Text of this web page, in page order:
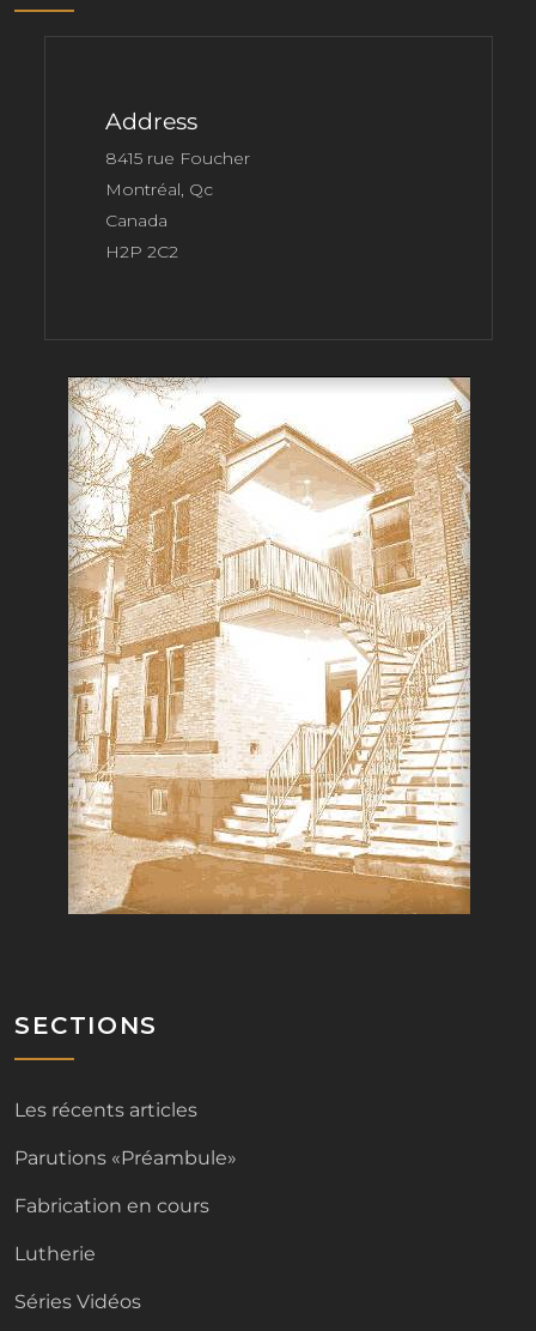
Address
8415 rue Foucher
Montréal, Qc
Canada
H2P 2C2
SECTIONS
Les récents articles
Parutions «Préambule»
Fabrication en cours
Lutherie
Séries Vidéos